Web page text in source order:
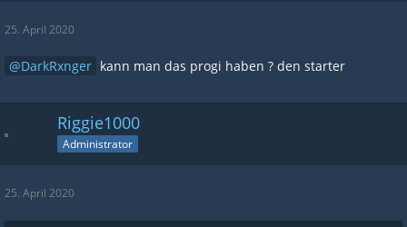
25. April 2020
DarkRxnger kann man das progi haben ? den starter
Riggie1000
Administrator
25. April 2020